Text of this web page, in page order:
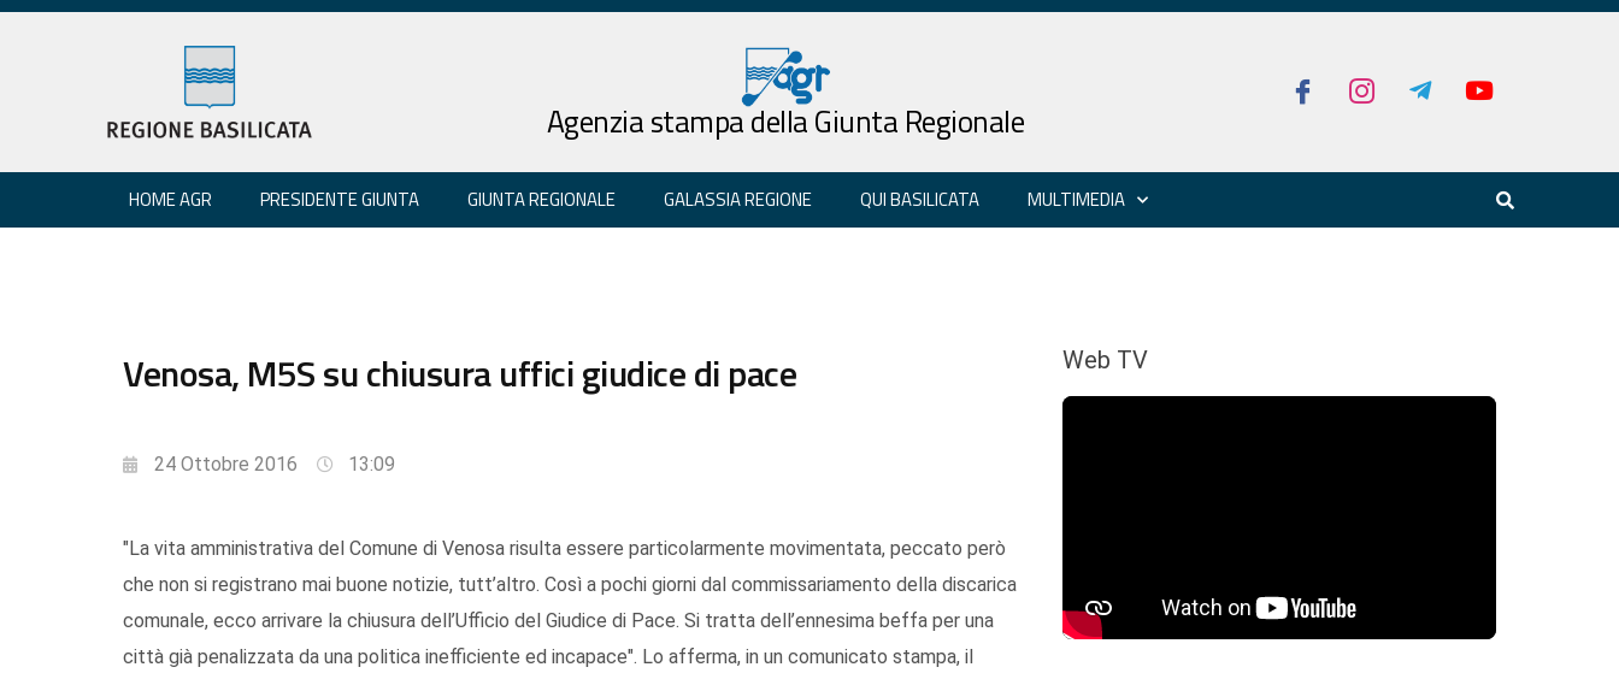
Agenzia stampa della Giunta Regionale
HOME AGR PRESIDENTE GIUNTA GIUNTA REGIONALE GALASSIA REGIONE QUI BASILICATA MULTIMEDIA
Venosa, M5S su chiusura uffici giudice di pace
24 Ottobre 2016 13:09
"La vita amministrativa del Comune di Venosa risulta essere particolarmente movimentata, peccato però
che non si registrano mai buone notizie, tutt’altro. Così a pochi giorni dal commissariamento della discarica
comunale, ecco arrivare la chiusura dell’Ufficio del Giudice di Pace. Si tratta dell’ennesima beffa per una
città già penalizzata da una politica inefficiente ed incapace". Lo afferma, in un comunicato stampa, il
Web TV